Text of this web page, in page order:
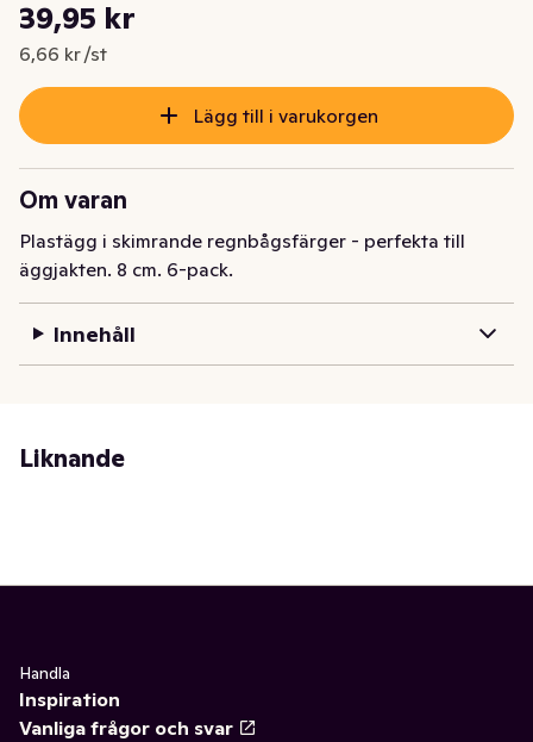
Nuvarande pris är: 39,95 kr
39,95 kr
6,66 kr /st
Styckpris: 6,66 kr /st
Lägg till i varukorgen
Om varan
Plastägg i skimrande regnbågsfärger - perfekta till
äggjakten. 8 cm. 6-pack.
Innehåll
Liknande
Handla
Inspiration
Vanliga frågor och svar